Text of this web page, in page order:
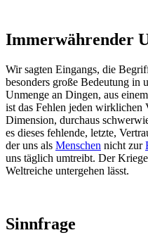
Immerwährender
Wir sagten Eingangs, die
besonders große Bedeutung in
Unmenge an Dingen, aus
ist das Fehlen jeden wirklichen
Dimension, durchaus
es dieses fehlende, letzte,
der uns als Menschen nicht zur
uns täglich umtreibt. Der
Weltreiche untergehen lässt.
Sinnfrage